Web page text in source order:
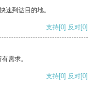
速到达目的地。
支持[0] 反对[0]
需求。
支持[0] 反对[0]